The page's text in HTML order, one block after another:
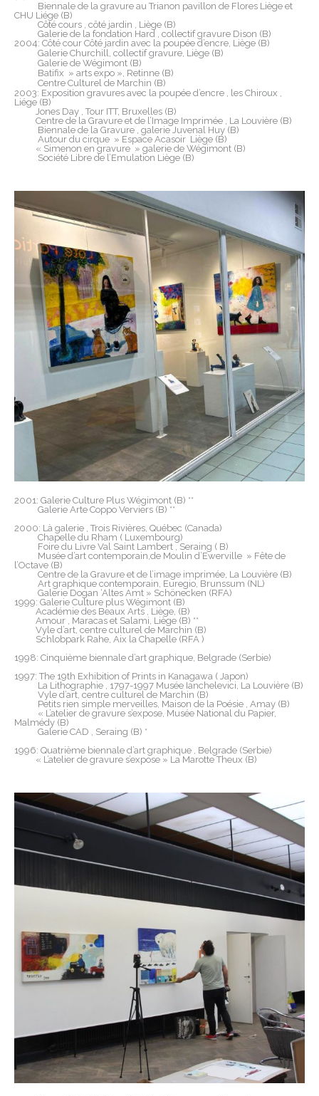
Biennale de la gravure au Trianon pavillon de Flores Liège et
CHU Liége (B)
Côté cours , côté jardin , Liège (B)
Galerie de la fondation Hard , collectif gravure Dison (B)
2004: Côté cour Côté jardin avec la poupée d’encre, Liège (B)
Galerie Churchill, collectif gravure, Liège (B)
Galerie de Wégimont (B)
Batifix » arts expo », Retinne (B)
Centre Culturel de Marchin (B)
2003: Exposition gravures avec la poupée d’encre , les Chiroux ,
Liége (B)
Jones Day , Tour ITT, Bruxelles (B)
Centre de la Gravure et de l’Image Imprimée , La Louvière (B)
Biennale de la Gravure , galerie Juvenal Huy (B)
Autour du cirque » Espace Acasoir Liège (B)
« Simenon en gravure » galerie de Wégimont (B)
Société Libre de l’Emulation Liège (B)
2001: Galerie Culture Plus Wégimont (B) **
Galerie Arte Coppo Verviers (B) **
2000: Là galerie , Trois Rivières, Québec (Canada)
Chapelle du Rham ( Luxembourg)
Foire du Livre Val Saint Lambert , Seraing ( B)
Musée d’art contemporain,de Moulin d’Ewerville » Fête de
l’Octave (B)
Centre de la Gravure et de l’image imprimée, La Louvière (B)
Art graphique contemporain, Euregio, Brunssum (NL)
Galerie Dogan ‘Altes Amt » Schönecken (RFA)
1999: Galerie Culture plus Wégimont (B)
Académie des Beaux Arts , Liège, (B)
Amour , Maracas et Salami, Liège (B) **
Vyle d’art, centre culturel de Marchin (B)
Schlobpark Rahe, Aix la Chapelle (RFA )
1998: Cinquième biennale d’art graphique, Belgrade (Serbie)
1997: The 19th Exhibition of Prints in Kanagawa ( Japon)
La Lithographie , 1797-1997 Musée Ianchelevici, La Louvière (B)
Vyle d’art, centre culturel de Marchin (B)
Petits rien simple merveilles, Maison de la Poésie , Amay (B)
« L’atelier de gravure s’expose, Musée National du Papier,
Malmédy (B)
Galerie CAD , Seraing (B) *
1996: Quatrième biennale d’art graphique , Belgrade (Serbie)
« L’atelier de gravure s’expose » La Marotte Theux (B)